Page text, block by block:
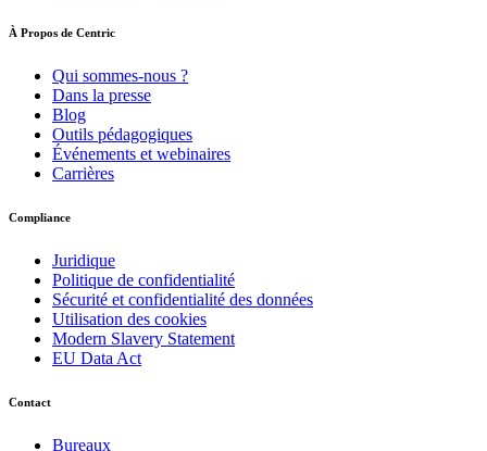
À Propos de Centric
Qui sommes-nous ?
Dans la presse
Blog
Outils pédagogiques
Événements et webinaires
Carrières
Compliance
Juridique
Politique de confidentialité
Sécurité et confidentialité des données
Utilisation des cookies
Modern Slavery Statement
EU Data Act
Contact
Bureaux